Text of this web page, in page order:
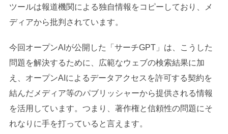
ツールは報道機関による独自情報をコピーしており、メ
ディアから批判されています。
今回オープンAIが公開した「サーチGPT」は、こうした
問題を解決するために、広範なウェブの検索結果に加
え、オープンAIによるデータアクセスを許可する契約を
結んだメディア等のパブリッシャーから提供される情報
を活用しています。つまり、著作権と信頼性の問題にそ
れなりに手を打っていると言えます。